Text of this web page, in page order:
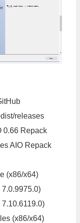
releases
0.66 Repack
AIO Repack
(x86/x64)
(x86/x64)